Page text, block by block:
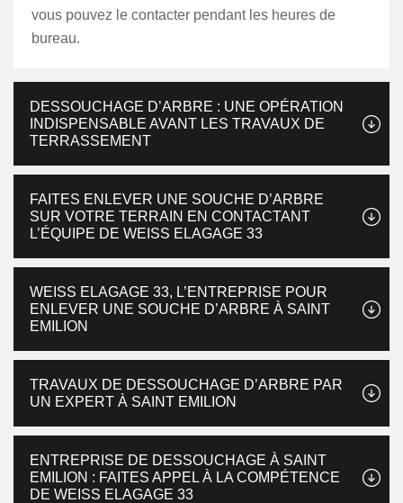
vous pouvez le contacter pendant les heures de
bureau.
DESSOUCHAGE D’ARBRE : UNE OPÉRATION
INDISPENSABLE AVANT LES TRAVAUX DE
TERRASSEMENT
FAITES ENLEVER UNE SOUCHE D’ARBRE
SUR VOTRE TERRAIN EN CONTACTANT
L’ÉQUIPE DE WEISS ELAGAGE 33
WEISS ELAGAGE 33, L’ENTREPRISE POUR
ENLEVER UNE SOUCHE D’ARBRE À SAINT
EMILION
TRAVAUX DE DESSOUCHAGE D’ARBRE PAR
UN EXPERT À SAINT EMILION
ENTREPRISE DE DESSOUCHAGE À SAINT
EMILION : FAITES APPEL À LA COMPÉTENCE
DE WEISS ELAGAGE 33